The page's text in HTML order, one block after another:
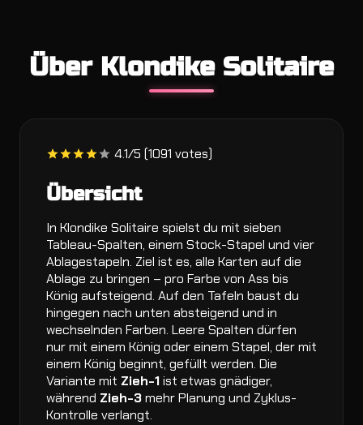
Über Klondike Solitaire
4.1/5 (1091 votes)
Übersicht
In Klondike Solitaire spielst du mit sieben
Tableau-Spalten, einem Stock-Stapel und vier
Ablagestapeln. Ziel ist es, alle Karten auf die
Ablage zu bringen – pro Farbe von Ass bis
König aufsteigend. Auf den Tafeln baust du
hingegen nach unten absteigend und in
wechselnden Farben. Leere Spalten dürfen
nur mit einem König oder einem Stapel, der mit
einem König beginnt, gefüllt werden. Die
Variante mit Zieh-1ist etwas gnädiger,
während Zieh-3mehr Planung und Zyklus-
Kontrolle verlangt.